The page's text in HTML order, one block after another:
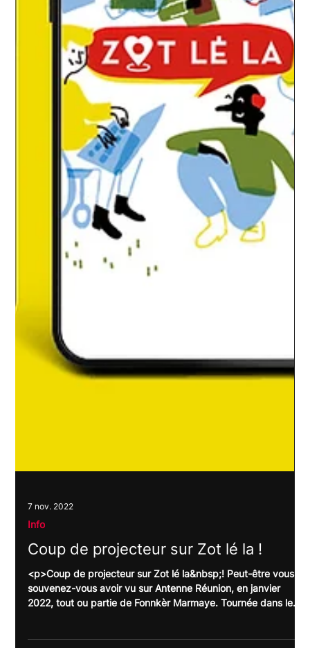
Audience : « L’heure est aux réels et
aux influenceurs »
<p>RS : Pourquoi je n’attire plus d’audience ?
Audience&nbsp;: «&nbsp;L’heure est aux réels et aux
influenceurs » Malgré le budget qu’elles y consacrent et une
création régulière de contenus, de nombreuses entreprises
voient aujourd’hui leur audience stagner sur les réseaux
sociaux. En particulier sur Instagram… Peux-tu, Zamir, nous
en expliquer les raisons principales de ce [&hellip;]</p>